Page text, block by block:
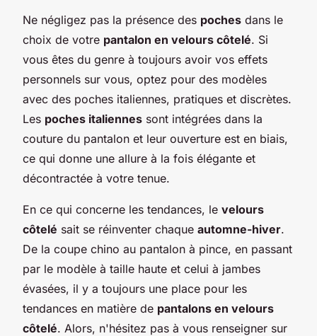
Ne négligez pas la présence des poches dans le
choix de votre pantalon en velours côtelé. Si
vous êtes du genre à toujours avoir vos effets
personnels sur vous, optez pour des modèles
avec des poches italiennes, pratiques et discrètes.
Les poches italiennes sont intégrées dans la
couture du pantalon et leur ouverture est en biais,
ce qui donne une allure à la fois élégante et
décontractée à votre tenue.
En ce qui concerne les tendances, le velours
côtelé sait se réinventer chaque automne-hiver.
De la coupe chino au pantalon à pince, en passant
par le modèle à taille haute et celui à jambes
évasées, il y a toujours une place pour les
tendances en matière de pantalons en velours
côtelé. Alors, n'hésitez pas à vous renseigner sur